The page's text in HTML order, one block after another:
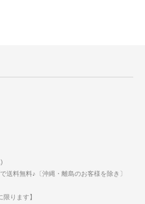
送料無料♪〔沖縄・離島のお客様を除き〕
限ります】